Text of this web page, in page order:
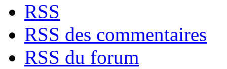
RSS
RSS des commentaires
RSS du forum